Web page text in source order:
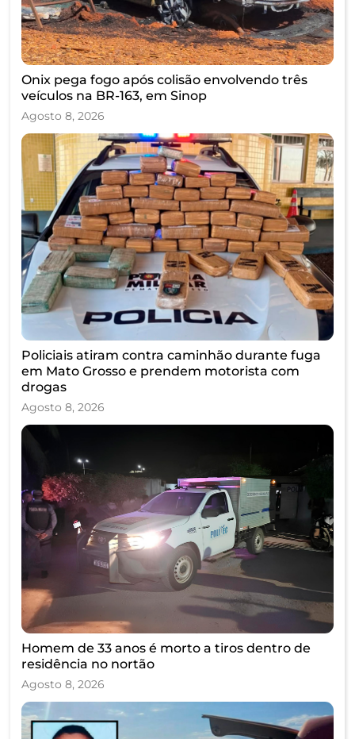
Onix pega fogo após colisão envolvendo três
veículos na BR-163, em Sinop
Agosto 8, 2026
Policiais atiram contra caminhão durante fuga
em Mato Grosso e prendem motorista com
drogas
Agosto 8, 2026
Homem de 33 anos é morto a tiros dentro de
residência no nortão
Agosto 8, 2026